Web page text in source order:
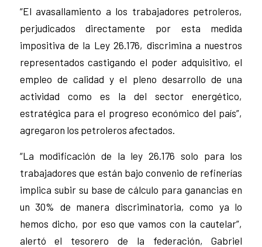
“El avasallamiento a los trabajadores petroleros,
perjudicados directamente por esta medida
impositiva de la Ley 26.176, discrimina a nuestros
representados castigando el poder adquisitivo, el
empleo de calidad y el pleno desarrollo de una
actividad como es la del sector energético,
estratégica para el progreso económico del país”,
agregaron los petroleros afectados.
“La modificación de la ley 26.176 solo para los
trabajadores que están bajo convenio de refinerías
implica subir su base de cálculo para ganancias en
un 30% de manera discriminatoria, como ya lo
hemos dicho, por eso que vamos con la cautelar”,
alertó el tesorero de la federación, Gabriel